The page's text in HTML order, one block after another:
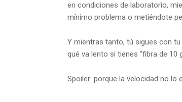
en condiciones de laboratorio,
mínimo problema o metiéndote
Y mientras tanto, tú sigues con
qué va lento si tienes “fibra de 10
Spoiler: porque la velocidad no lo